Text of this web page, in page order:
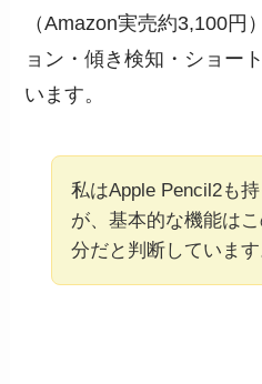
（Amazon実売約3,100円
ョン・傾き検知・ショー
います。
私はApple Pencil2も
が、基本的な機能は
分だと判断しています